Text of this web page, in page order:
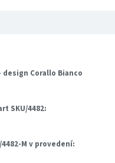
Corallo Bianco
SKU/4482:
M v provedení: